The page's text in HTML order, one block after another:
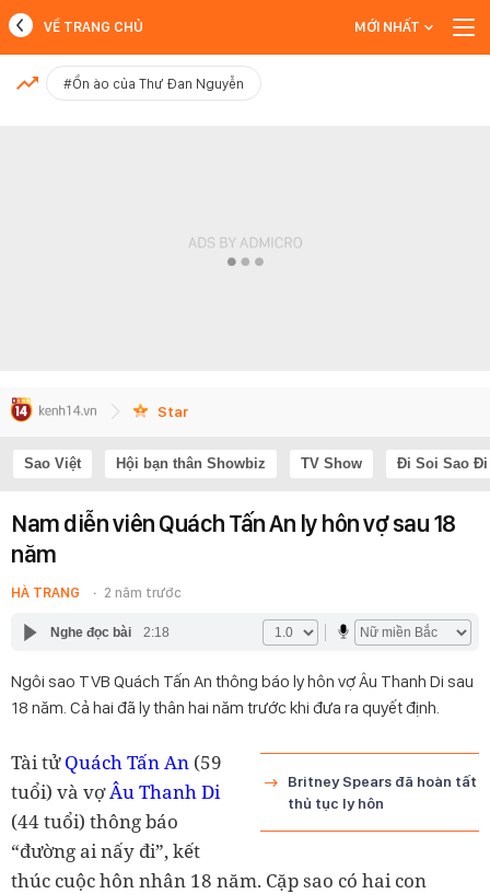
MỚI NHẤT
VỀ TRANG CHỦ MỚI NHẤT
#Ồn ào của Thư Đan Nguyễn
Star
Sao Việt Hội bạn thân Showbiz TV Show Đi Soi Sao Đi
Nam diễn viên Quách Tấn An ly hôn vợ sau 18
năm
HÀ TRANG 2 năm trước
Nghe đọc bài 2:18
Ngôi sao TVB Quách Tấn An thông báo ly hôn vợ Âu Thanh Di sau
18 năm. Cả hai đã ly thân hai năm trước khi đưa ra quyết định.
Britney Spears đã hoàn tất
thủ tục ly hôn
Tài tửQuách Tấn An (59
tuổi) và vợÂu Thanh Di
(44 tuổi) thông báo
“đường ai nấy đi”, kết
thúc cuộc hôn nhân 18 năm. Cặp sao có hai con